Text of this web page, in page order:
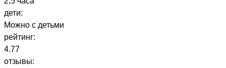
дети:
Можно с детьми
рейтинг:
4.77
отзывы: